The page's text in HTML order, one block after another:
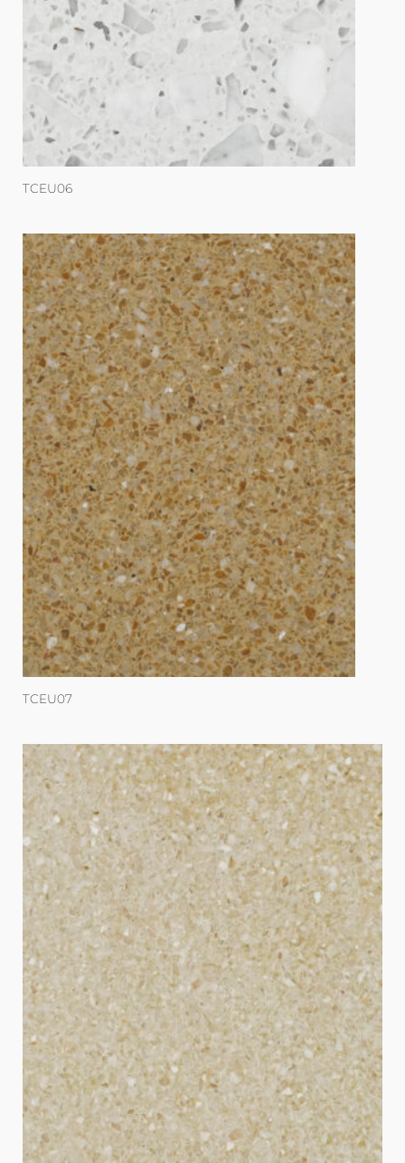
TCEU06
TCEU07